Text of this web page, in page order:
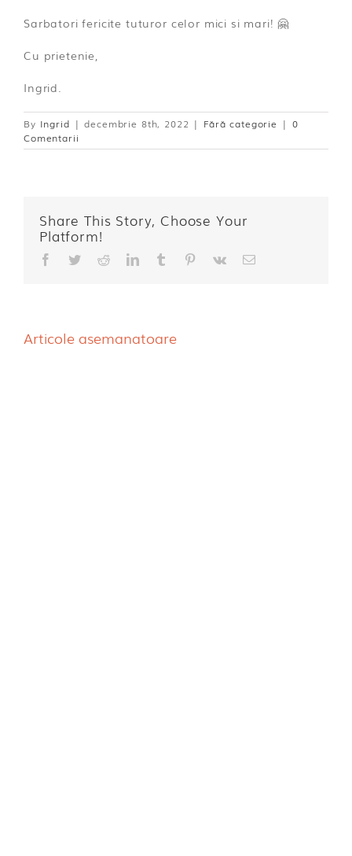
Sarbatori fericite tuturor celor mici si mari! 🤗
Cu prietenie,
Ingrid.
By Ingrid | decembrie 8th, 2022 | Fără categorie | 0
Comentarii
Share This Story, Choose Your
Platform!
Facebook
TwitterRedditLinkedIn
TumblrPinterest
Vk
E-
Articole asemanatoare